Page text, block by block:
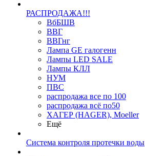
РАСПРОДАЖА!!!
ВбБШВ
ВВГ
ВВГнг
Лампа GE галогенн
Лампы LED SALE
Лампы КЛЛ
НУМ
ПВС
распродажа все по 100
распродажа всё по50
ХАГЕР (HAGER), Moeller
Ещё
Система контроля протечки воды